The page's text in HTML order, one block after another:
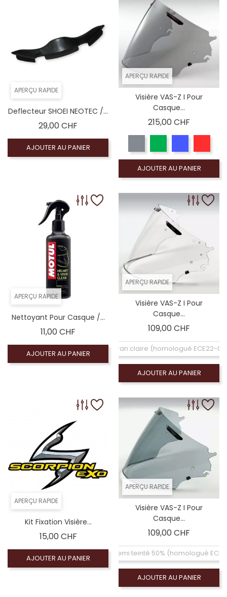
APERÇU RAPIDE
Deflecteur SHOEI NEOTEC /...
29,00 CHF
AJOUTER AU PANIER
APERÇU RAPIDE
Visière VAS-Z I Pour
Casque...
215,00 CHF
AJOUTER AU PANIER
APERÇU RAPIDE
Nettoyant Pour Casque /...
11,00 CHF
AJOUTER AU PANIER
APERÇU RAPIDE
Visière VAS-Z I Pour
Casque...
109,00 CHF
Écran claire (homologué ECE22-
AJOUTER AU PANIER
APERÇU RAPIDE
Kit Fixation Visière...
15,00 CHFPrix
AJOUTER AU PANIER
APERÇU RAPIDE
Visière VAS-Z I Pour
Casque...
109,00 CHF
Ecran semi teinté 50% (homologué
AJOUTER AU PANIER